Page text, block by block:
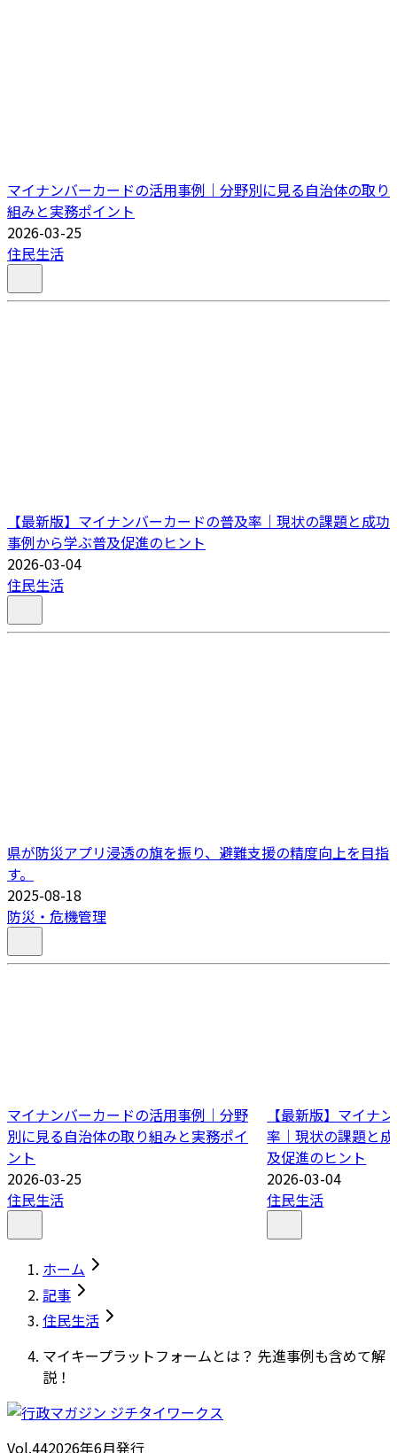
マイナンバーカードの活用事例｜分野別に見る自治体の取り
組みと実務ポイント
2026-03-25
住民生活
【最新版】マイナンバーカードの普及率｜現状の課題と成功
事例から学ぶ普及促進のヒント
2026-03-04
住民生活
県が防災アプリ浸透の旗を振り、避難支援の精度向上を目指
す。
2025-08-18
防災・危機管理
マイナンバーカードの活用事例｜分野
別に見る自治体の取り組みと実務ポイ
ント
2026-03-25
住民生活
【最新版】マイナ
率｜現状の課題と
及促進のヒント
2026-03-04
住民生活
ホーム
記事
住民生活
マイキープラットフォームとは？ 先進事例も含めて解
説！
Vol.442026年6月発行